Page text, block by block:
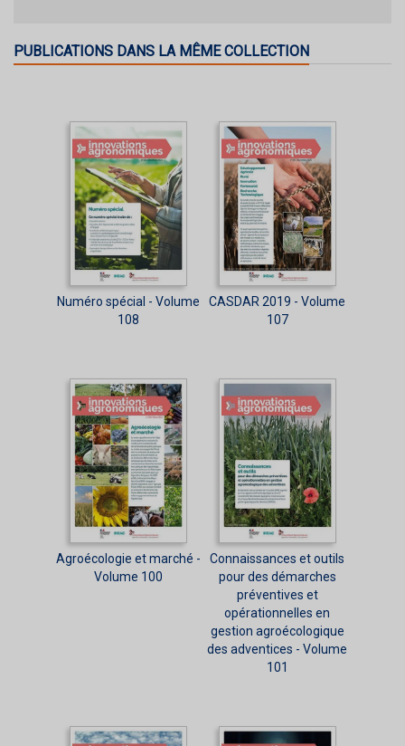
PUBLICATIONS DANS LA MÊME COLLECTION
Numéro spécial - Volume
108
CASDAR 2019 - Volume
107
Agroécologie et marché -
Volume 100
Connaissances et outils
pour des démarches
préventives et
opérationnelles en
gestion agroécologique
des adventices - Volume
101